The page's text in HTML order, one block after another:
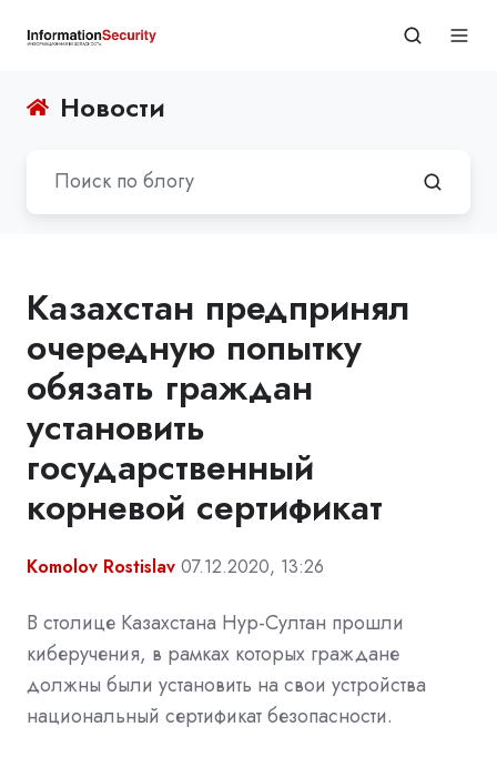
Новости
Казахстан предпринял
очередную попытку
обязать граждан
установить
государственный
корневой сертификат
Komolov Rostislav 07.12.2020, 13:26
В столице Казахстана Нур-Султан прошли
киберучения, в рамках которых граждане
должны были установить на свои устройства
национальный сертификат безопасности.